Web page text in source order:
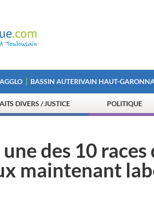
BASSIN AUTERIVAIN HAUT-
DIVERS / JUSTICE POLITIQUE
des 10
maintenant